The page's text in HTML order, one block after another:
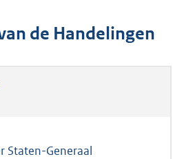
de Handelingen
Staten-Generaal